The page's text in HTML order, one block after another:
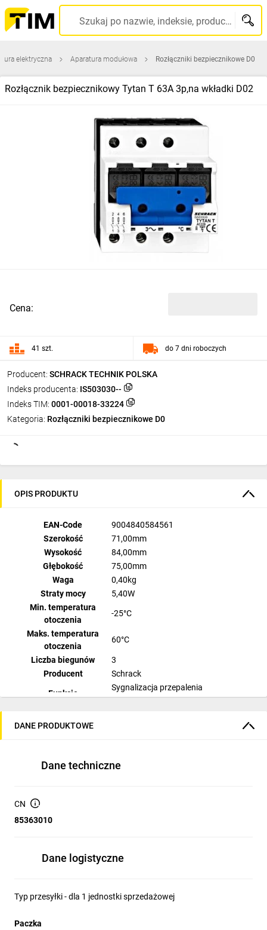
Szukaj po nazwie, indeksie, producencie, kodzie kreskowym...
elektryczna Aparatura modułowa Rozłączniki bezpiecznikowe D0
Rozłącznik bezpiecznikowy Tytan T 63A 3p,na wkładki D02
Producent: SCHRACK TECHNIK POLSKA
Indeks producenta: IS503030--
Indeks TIM: 0001-00018-33224
Kategoria: Rozłączniki bezpiecznikowe D0
Cena:
41 szt. do 7 dni roboczych
OPIS PRODUKTU
EAN-Code
9004840584561
Szerokość
71,00mm
Wysokość
84,00mm
Głębokość
75,00mm
Waga
0,40kg
Straty mocy
5,40W
Min. temperatura
otoczenia
-25°C
Maks. temperatura
otoczenia
60°C
Liczba biegunów
3
Producent
Schrack
Funkcje
Sygnalizacja przepalenia
bezpieczników LED
Dostępne opakowania
DANE PRODUKTOWE
Dane techniczne
CN
85363010
Dane logistyczne
Typ przesyłki - dla 1 jednostki sprzedażowej
Paczka